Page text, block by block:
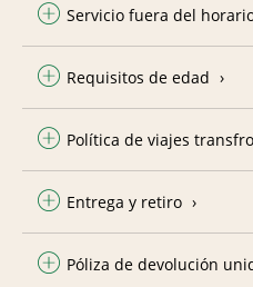
Servicio fuera del
Requisitos de edad
Política de viajes
Entrega y retiro
Póliza de devolución